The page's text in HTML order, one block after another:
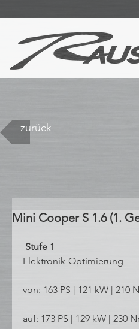
zurück
Mini Cooper S 1.6 (1.
Stufe 1
Elektronik-Optimierung
von: 163 PS | 121 kW |
auf: 173 PS | 129 kW | 230